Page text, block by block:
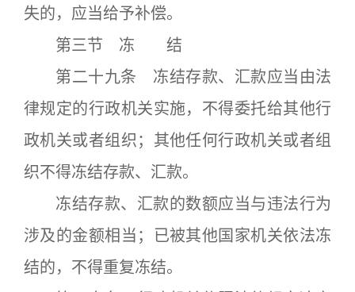
失的，应当给予补偿。
第三节 冻 结
第二十九条 冻结存款、汇款应当由法
律规定的行政机关实施，不得委托给其他行
政机关或者组织；其他任何行政机关或者组
织不得冻结存款、汇款。
冻结存款、汇款的数额应当与违法行为
涉及的金额相当；已被其他国家机关依法冻
结的，不得重复冻结。